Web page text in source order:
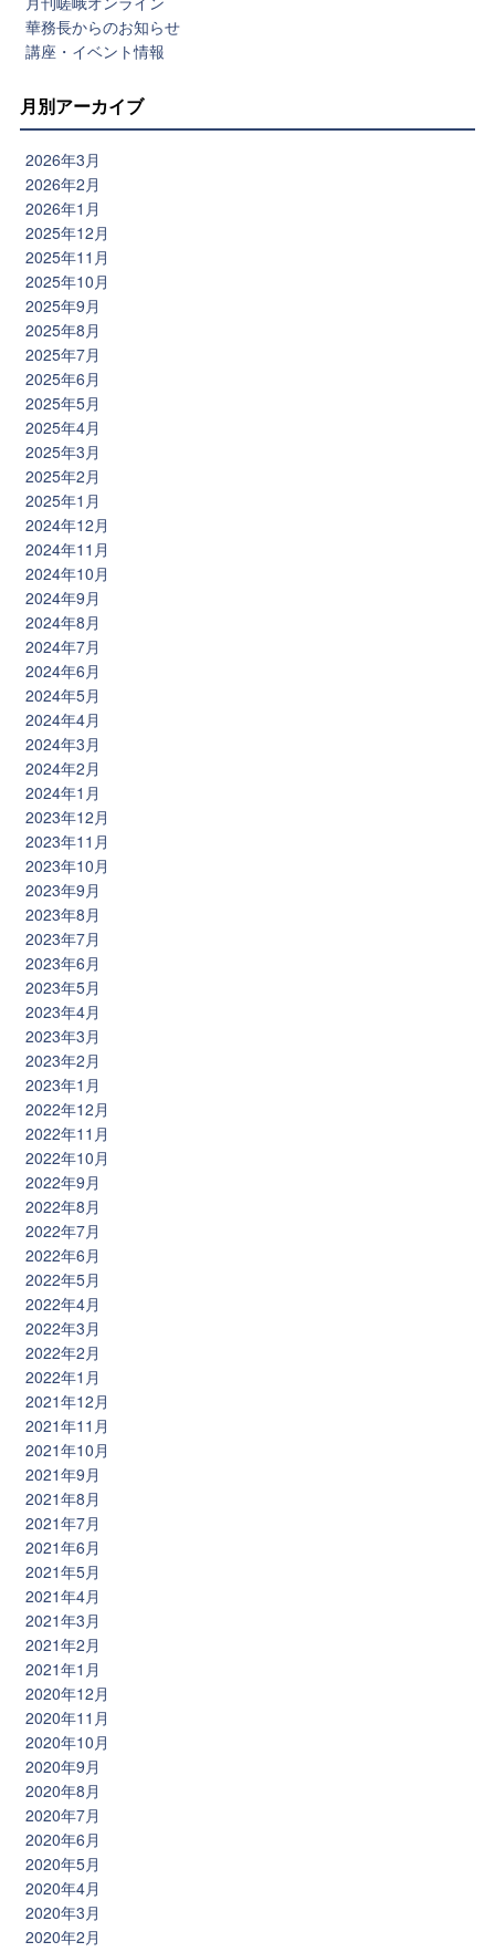
華務長からのお知らせ
講座・イベント情報
月別アーカイブ
2026年3月
2026年2月
2026年1月
2025年12月
2025年11月
2025年10月
2025年9月
2025年8月
2025年7月
2025年6月
2025年5月
2025年4月
2025年3月
2025年2月
2025年1月
2024年12月
2024年11月
2024年10月
2024年9月
2024年8月
2024年7月
2024年6月
2024年5月
2024年4月
2024年3月
2024年2月
2024年1月
2023年12月
2023年11月
2023年10月
2023年9月
2023年8月
2023年7月
2023年6月
2023年5月
2023年4月
2023年3月
2023年2月
2023年1月
2022年12月
2022年11月
2022年10月
2022年9月
2022年8月
2022年7月
2022年6月
2022年5月
2022年4月
2022年3月
2022年2月
2022年1月
2021年12月
2021年11月
2021年10月
2021年9月
2021年8月
2021年7月
2021年6月
2021年5月
2021年4月
2021年3月
2021年2月
2021年1月
2020年12月
2020年11月
2020年10月
2020年9月
2020年8月
2020年7月
2020年6月
2020年5月
2020年4月
2020年3月
2020年2月